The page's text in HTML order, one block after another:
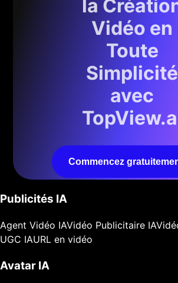
la
Vidéo en
Toute
Simplicité
avec
Commencez
Publicités IA
Agent Vidéo IAVidéo Publicitaire IA
UGC IAURL en vidéo
Avatar IA